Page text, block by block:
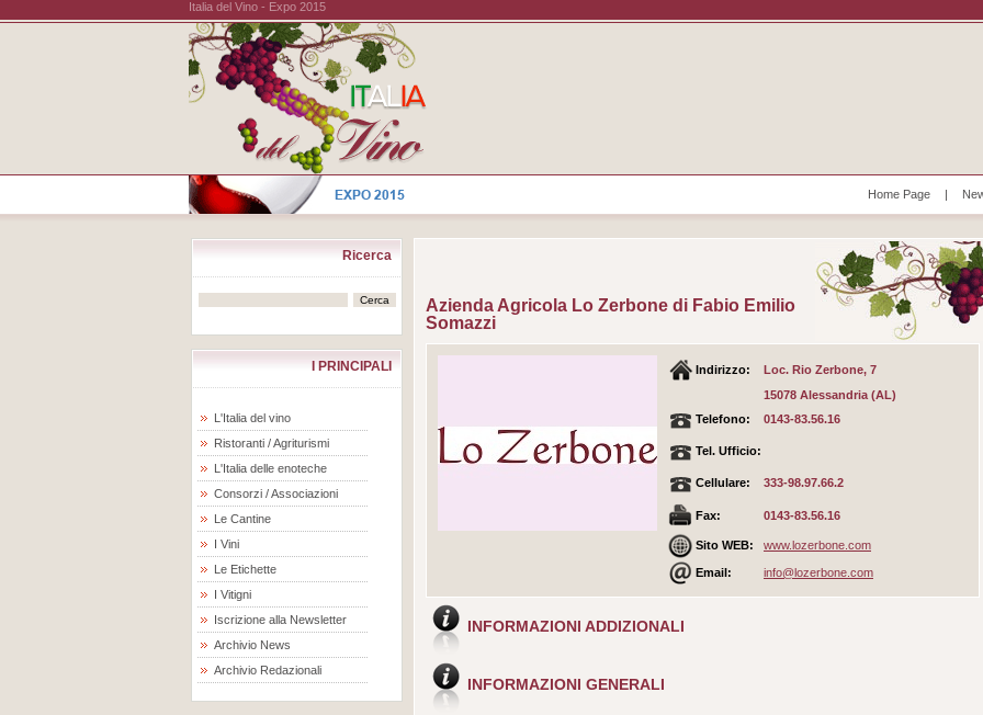
Italia del Vino - Expo 2015
Home Page |
Ricerca
I PRINCIPALI
L'Italia del vino
Ristoranti / Agriturismi
L'Italia delle enoteche
Consorzi / Associazioni
Le Cantine
I Vini
Le Etichette
I Vitigni
Iscrizione alla Newsletter
Archivio News
Archivio Redazionali
Azienda Agricola Lo Zerbone di Fabio Emilio
Somazzi
Indirizzo:
Loc. Rio Zerbone, 7
15078 Alessandria (AL)
Telefono:
0143-83.56.16
Tel. Ufficio:
Cellulare: 333-98.97.66.2
Fax: 0143-83.56.16
Sito WEB: www.lozerbone.com
Email: info@lozerbone.com
INFORMAZIONI ADDIZIONALI
INFORMAZIONI GENERALI